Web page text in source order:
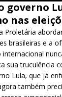
governo
nas
Proletária
brasileiras e a
internacional
sua truculência
Lula, que já
também